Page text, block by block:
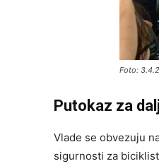
Foto:
Putokaz za
Vlade se obvezuju
sigurnosti za